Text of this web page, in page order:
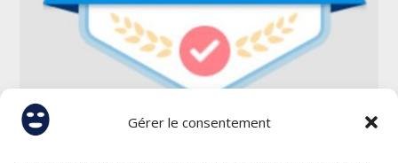
Gérer le consentement